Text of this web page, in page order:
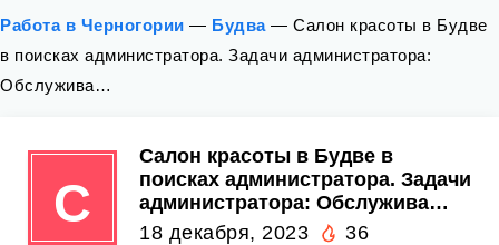
Работа в Черногории — Будва— Салон красоты в Будве
в поисках администратора. Задачи администратора:
Обслужива…
С
Салон красоты в Будве в
поисках администратора. Задачи
администратора: Обслужива…
18 декабря, 2023
36